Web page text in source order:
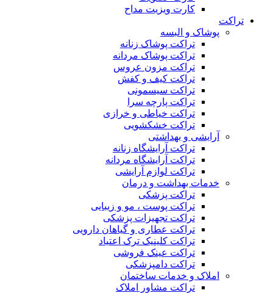
کارت ویزیت مداح
تراکت
پوشاک و البسه
تراکت پوشاک زنانه
تراکت پوشاک مردانه
تراکت مزون عروس
تراکت کیف و کفش
تراکت سیسمونی
تراکت پارچه سرا
تراکت خیاطی و خرازی
تراکت خشکشویی
آرایشی و بهداشتی
تراکت آرایشگاه زنانه
تراکت آرایشگاه مردانه
تراکت لوازم آرایشی
خدمات بهداشت و درمان
تراکت پزشکی
تراکت پوست ، مو و زیبایی
تراکت تجهیزات پزشکی
تراکت عطاری و گیاهان دارویی
تراکت کلینیک ترک اعتیاد
تراکت عینک فروشی
تراکت دامپزشکی
املاک و خدمات ساختمان
تراکت مشاور املاک